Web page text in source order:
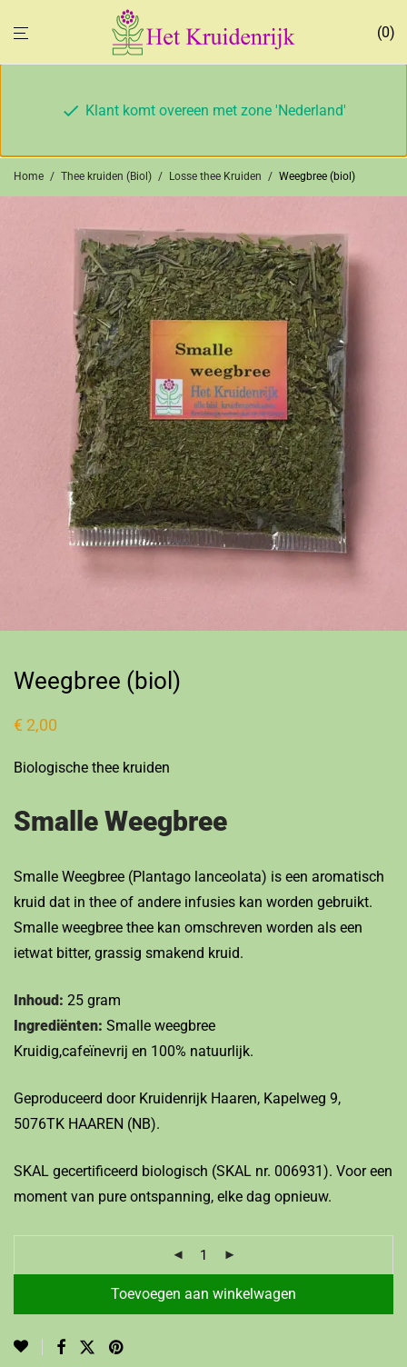
0
Klant komt overeen met zone 'Nederland'
Home / Thee kruiden (Biol) / Losse thee Kruiden / Weegbree (biol)
Weegbree (biol)
€ 2,00
Biologische thee kruiden
Smalle Weegbree
Smalle Weegbree (Plantago lanceolata) is een aromatisch
kruid dat in thee of andere infusies kan worden gebruikt.
Smalle weegbree thee kan omschreven worden als een
ietwat bitter, grassig smakend kruid.
Inhoud: 25 gram
Ingrediënten: Smalle weegbree
Kruidig,cafeïnevrij en 100% natuurlijk.
Geproduceerd door Kruidenrijk Haaren, Kapelweg 9,
5076TK HAAREN (NB).
SKAL gecertificeerd biologisch (SKAL nr. 006931). Voor een
moment van pure ontspanning, elke dag opnieuw.
Toevoegen aan winkelwagen